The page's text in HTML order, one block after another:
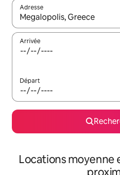
Adresse
Lorsque les résultats
Arrivée
Départ
Locations moyenne